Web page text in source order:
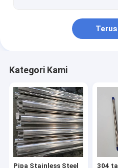
Pipa Las Stainless Steel
pipa ss mulus
Lembaran logam stainless
Terus
Kategori Kami
Pipa Stainless Steel 304